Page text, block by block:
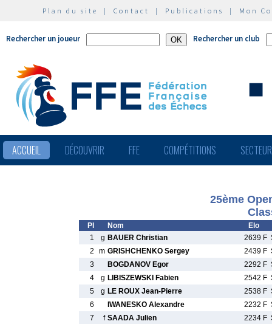
Plan du site | Contact | Publications | Mon
Rechercher un joueur Rechercher un club
ACCUEIL DÉCOUVRIR FFE COMPÉTITIONS
25ème
Pl Nom
Elo
1
g BAUER Christian 2639 F
2
m GRISHCHENKO Sergey 2439 F
3
BOGDANOV Egor 2292 F
4
g LIBISZEWSKI Fabien 2542 F
5
g LE ROUX Jean-Pierre 2538 F
6
IWANESKO Alexandre 2232 F
7
f SAADA Julien 2234 F